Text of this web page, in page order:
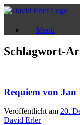
Zum
Inhalt
Menü
Schlagwort-
Requiem von Jan
Veröffentlicht am 20.
David Erler